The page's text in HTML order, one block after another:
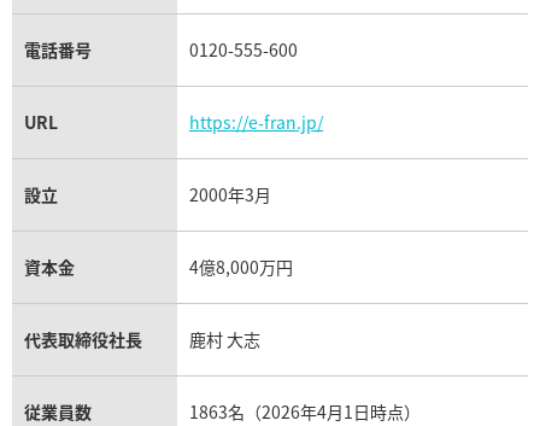
電話番号 0120-555-600
URL https://e-fran.jp/
設立 2000年3月
資本金 4億8,000万円
代表取締役社長 鹿村 大志
従業員数 1863名（2026年4月1日時点）